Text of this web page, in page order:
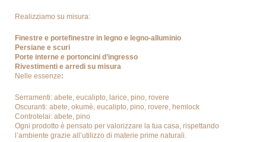
Realizziamo su misura:
Finestre e portefinestre in legno e legno-alluminio
Persiane e scuri
Porte interne e portoncini d’ingresso
Rivestimenti e arredi su misura
Nelle essenze:
Serramenti: abete, eucalipto, larice, pino, rovere
Oscuranti: abete, okumè, eucalipto, pino, rovere, hemlock
Controtelai: abete, pino
Ogni prodotto è pensato per valorizzare la tua casa, rispettando
l’ambiente grazie all’utilizzo di materie prime naturali.